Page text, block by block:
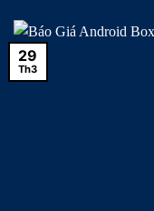
29
Th3